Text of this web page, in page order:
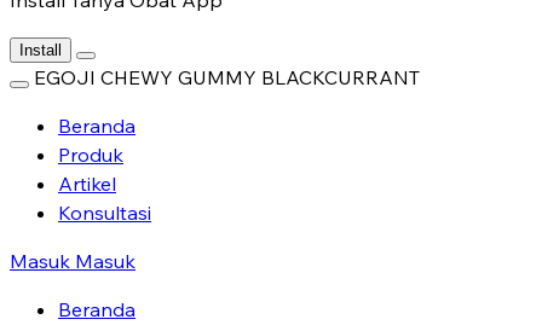
Install
EGOJI CHEWY GUMMY BLACKCURRANT
Beranda
Produk
Artikel
Konsultasi
Masuk Masuk
Beranda